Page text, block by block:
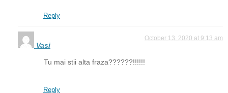
Reply
Vasi
October 13, 2020 at 9:13 am
Tu mai stii alta fraza??????!!!!!!
Reply